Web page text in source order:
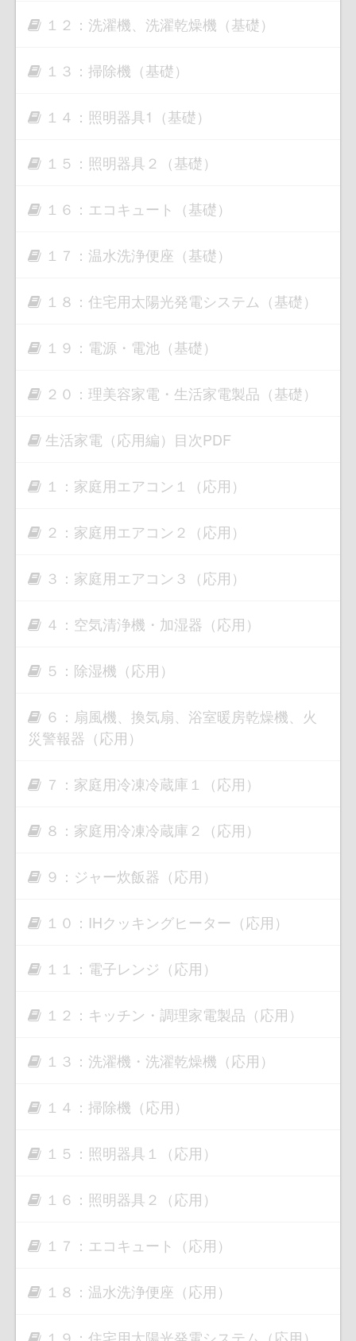
１２：洗濯機、洗濯乾燥機（基礎）
１３：掃除機（基礎）
１４：照明器具1（基礎）
１５：照明器具２（基礎）
１６：エコキュート（基礎）
１７：温水洗浄便座（基礎）
１８：住宅用太陽光発電システム（基礎）
１９：電源・電池（基礎）
２０：理美容家電・生活家電製品（基礎）
生活家電（応用編）目次PDF
１：家庭用エアコン１（応用）
２：家庭用エアコン２（応用）
３：家庭用エアコン３（応用）
４：空気清浄機・加湿器（応用）
５：除湿機（応用）
６：扇風機、換気扇、浴室暖房乾燥機、火
災警報器（応用）
７：家庭用冷凍冷蔵庫１（応用）
８：家庭用冷凍冷蔵庫２（応用）
９：ジャー炊飯器（応用）
１０：IHクッキングヒーター（応用）
１１：電子レンジ（応用）
１２：キッチン・調理家電製品（応用）
１３：洗濯機・洗濯乾燥機（応用）
１４：掃除機（応用）
１５：照明器具１（応用）
１６：照明器具２（応用）
１７：エコキュート（応用）
１８：温水洗浄便座（応用）